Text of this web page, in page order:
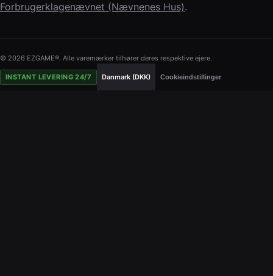
Forbrugerklagenævnet (Nævnenes Hus).
© 2026 EZGAME®. Alle varemærker tilhører deres respektive ejere.
INSTANT LEVERING 24/7 Danmark (DKK) Cookieindstillinger